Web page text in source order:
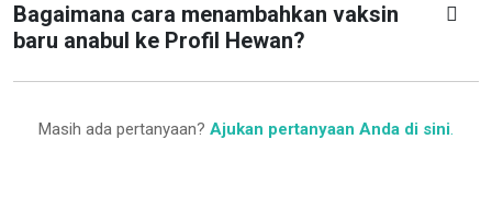
Bagaimana cara menambahkan vaksin
baru anabul ke Profil Hewan?
Masih ada pertanyaan? Ajukan pertanyaan Anda di sini.